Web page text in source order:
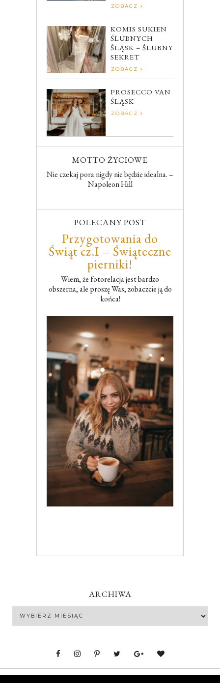
ZOBACZ
KOMIS SUKIEN
ŚLUBNYCH
ŚLĄSK – ŚLUBNY
SEKRET
ZOBACZ
PROSECCO VAN
ŚLĄSK
ZOBACZ
MOTTO ŻYCIOWE
Nie czekaj pora nigdy nie będzie idealna. –
Napoleon Hill
POLECANY POST
Przygotowania do
Świąt cz.I – Świąteczne
pierniki!
Wiem, że fotorelacja jest bardzo
obszerna, ale proszę Was, zobaczcie ją do
końca!
ARCHIWA
Archiwa